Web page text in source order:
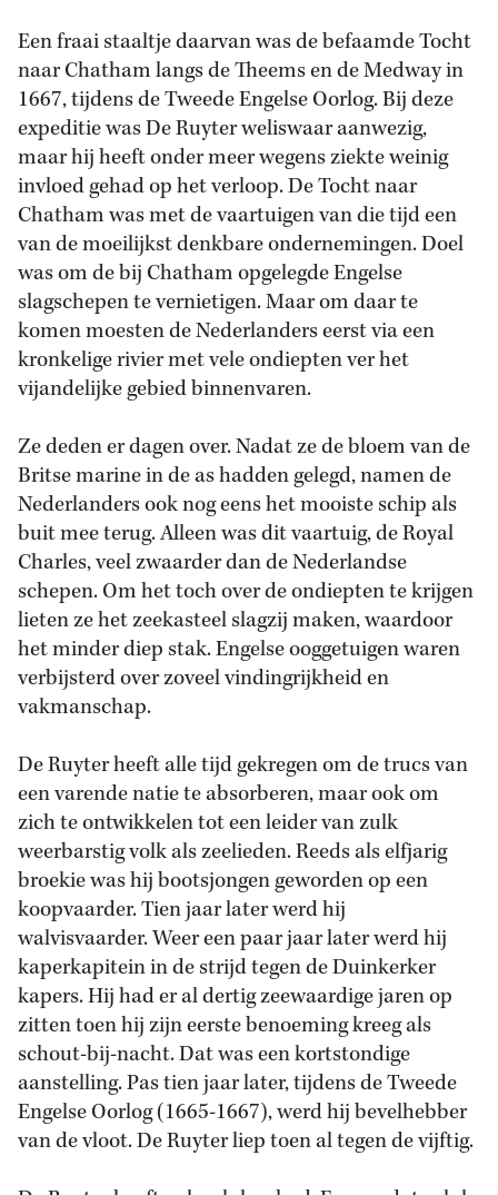
Een fraai staaltje daarvan was de befaamde Tocht
naar Chatham langs de Theems en de Medway in
1667, tijdens de Tweede Engelse Oorlog. Bij deze
expeditie was De Ruyter weliswaar aanwezig,
maar hij heeft onder meer wegens ziekte weinig
invloed gehad op het verloop. De Tocht naar
Chatham was met de vaartuigen van die tijd een
van de moeilijkst denkbare ondernemingen. Doel
was om de bij Chatham opgelegde Engelse
slagschepen te vernietigen. Maar om daar te
komen moesten de Nederlanders eerst via een
kronkelige rivier met vele ondiepten ver het
vijandelijke gebied binnenvaren.
Ze deden er dagen over. Nadat ze de bloem van de
Britse marine in de as hadden gelegd, namen de
Nederlanders ook nog eens het mooiste schip als
buit mee terug. Alleen was dit vaartuig, de Royal
Charles, veel zwaarder dan de Nederlandse
schepen. Om het toch over de ondiepten te krijgen
lieten ze het zeekasteel slagzij maken, waardoor
het minder diep stak. Engelse ooggetuigen waren
verbijsterd over zoveel vindingrijkheid en
vakmanschap.
De Ruyter heeft alle tijd gekregen om de trucs van
een varende natie te absorberen, maar ook om
zich te ontwikkelen tot een leider van zulk
weerbarstig volk als zeelieden. Reeds als elfjarig
broekie was hij bootsjongen geworden op een
koopvaarder. Tien jaar later werd hij
walvisvaarder. Weer een paar jaar later werd hij
kaperkapitein in de strijd tegen de Duinkerker
kapers. Hij had er al dertig zeewaardige jaren op
zitten toen hij zijn eerste benoeming kreeg als
schout-bij-nacht. Dat was een kortstondige
aanstelling. Pas tien jaar later, tijdens de Tweede
Engelse Oorlog (1665-1667), werd hij bevelhebber
van de vloot. De Ruyter liep toen al tegen de vijftig.